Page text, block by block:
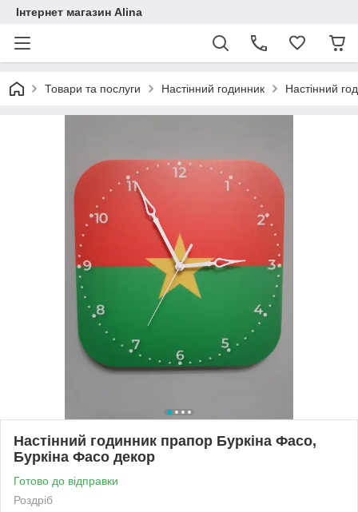
Інтернет магазин Alina
Товари та послуги Настінний годинник Настінний
Настінний годинник прапор Буркіна Фасо,
Буркіна Фасо декор
Готово до відправки
Роздріб